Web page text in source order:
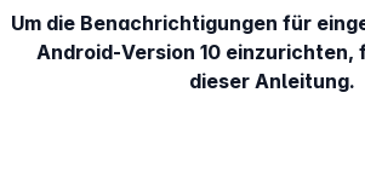
Um die Benachrichtigungen für
Android-Version 10 einzurichten,
dieser Anleitung.